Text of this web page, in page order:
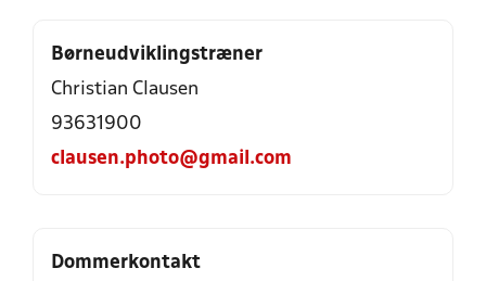
Børneudviklingstræner
Christian Clausen
93631900
clausen.photo@gmail.com
Dommerkontakt